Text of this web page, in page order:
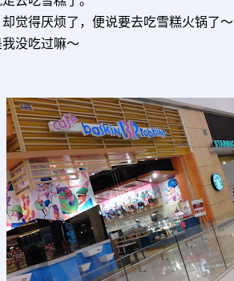
觉得厌烦了，便说要去吃雪糕火锅了～
没吃过嘛～